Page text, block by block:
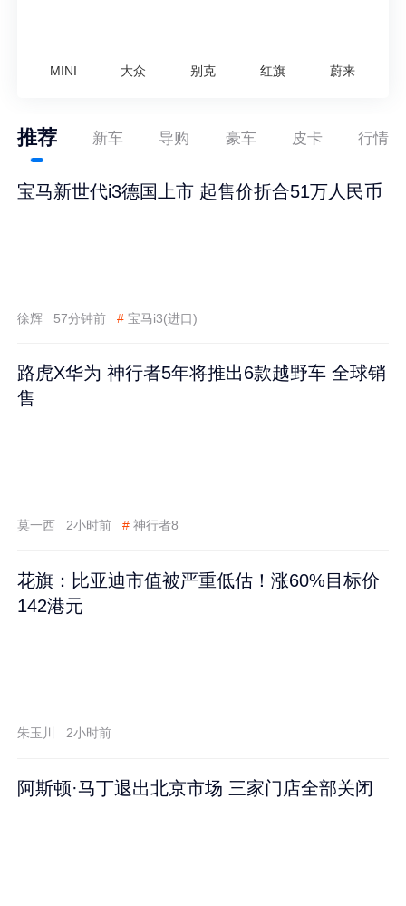
MINI 大众 别克 红旗 蔚来
推荐 新车 导购 豪车 皮卡 行情
宝马新世代i3德国上市 起售价折合51万人民币
徐辉 57分钟前 # 宝马i3(进口)
路虎X华为 神行者5年将推出6款越野车 全球销
售
莫一西 2小时前 # 神行者8
花旗：比亚迪市值被严重低估！涨60%目标价
142港元
朱玉川 2小时前
阿斯顿·马丁退出北京市场 三家门店全部关闭